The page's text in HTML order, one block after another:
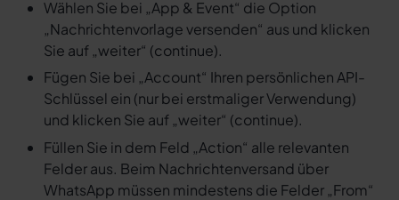
Wählen Sie bei „App & Event“ die Option
„Nachrichtenvorlage versenden“ aus und klicken
Sie auf „weiter“ (continue).
Fügen Sie bei „Account“ Ihren persönlichen API-
Schlüssel ein (nur bei erstmaliger Verwendung)
und klicken Sie auf „weiter“ (continue).
Füllen Sie in dem Feld „Action“ alle relevanten
Felder aus. Beim Nachrichtenversand über
WhatsApp müssen mindestens die Felder „From“